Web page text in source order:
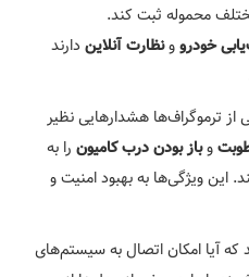
محموله ثبت کند.
خودروونظارت آنلاین دارند
از ترموگراف‌ها هشدارهایی نظیر
وباز بودن درب کامیون را به
این ویژگی‌ها به بهبود امنیت و
که آیا امکان اتصال به سیستم‌های